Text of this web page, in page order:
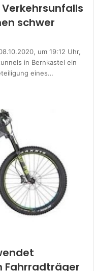
schwer
um 19:12 Uhr,
in Bernkastel ein
eines…
Fahrradträger